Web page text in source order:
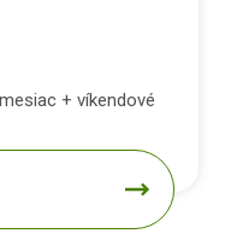
+ víkendové